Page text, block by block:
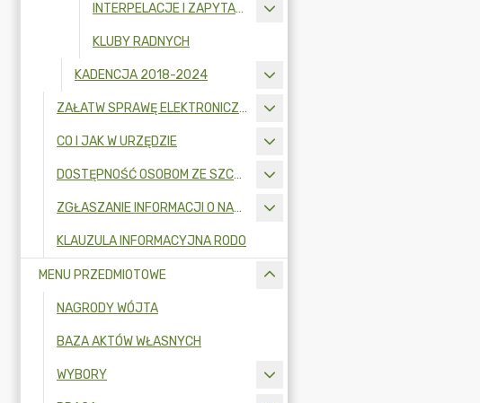
INTERPELACJE I ZAPYTANIA RADNYCH
KLUBY RADNYCH
KADENCJA 2018-2024
ZAŁATW SPRAWĘ ELEKTRONICZNIE
CO I JAK W URZĘDZIE
DOSTĘPNOŚĆ OSOBOM ZE SZCZEGÓLNYMI POTRZEBAMI
ZGŁASZANIE INFORMACJI O NARUSZENIU PRAWA I OCHRONA SYGNALISTÓW
KLAUZULA INFORMACYJNA RODO
MENU PRZEDMIOTOWE
NAGRODY WÓJTA
BAZA AKTÓW WŁASNYCH
WYBORY